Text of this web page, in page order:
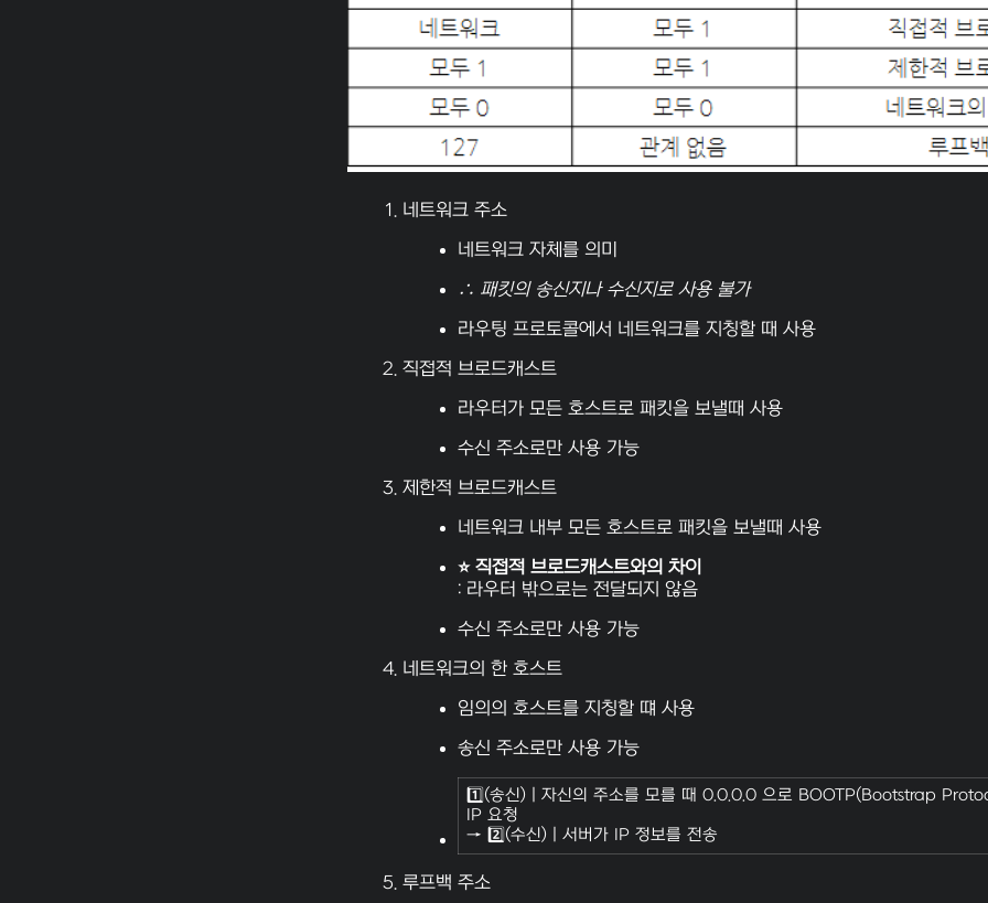
네트워크 주소
네트워크 자체를 의미
∴ 패킷의 송신지나 수신지로 사용 불가
라우팅 프로토콜에서 네트워크를 지칭할 때 사용
직접적 브로드캐스트
라우터가 모든 호스트로 패킷을 보낼때 사용
수신 주소로만 사용 가능
제한적 브로드캐스트
네트워크 내부 모든 호스트로 패킷을 보낼때 사용
⭐ 직접적 브로드캐스트와의 차이
: 라우터 밖으로는 전달되지 않음
수신 주소로만 사용 가능
네트워크의 한 호스트
임의의 호스트를 지칭할 떄 사용
송신 주소로만 사용 가능
1️⃣(송신) | 자신의 주소를 모를 때 0.0.0.0 으로 BOOTP(Bootstrap
IP 요청
→ 2️⃣(수신) | 서버가 IP 정보를 전송
루프백 주소